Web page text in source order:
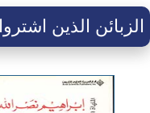
الزبائن الذين